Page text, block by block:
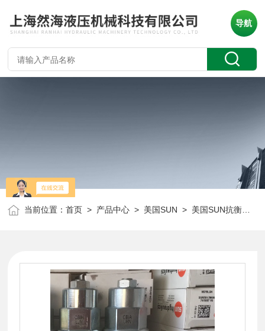
导航
当前位置：首页 > 产品中心 > 美国SUN > 美国SUN抗衡阀